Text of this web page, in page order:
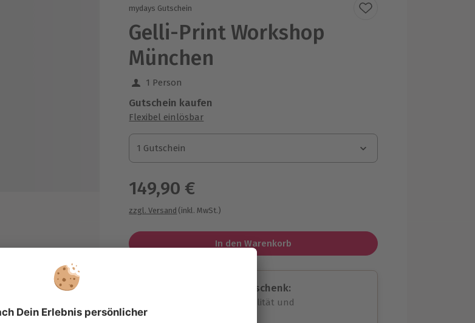
mydays Gutschein
Gelli-Print Workshop
München
1 Person
Gutschein kaufen
Flexibel einlösbar
1 Gutschein
1 Gutschein
1 Gutschein
149,90 €
zzgl. Versand (inkl. MwSt.)
In den Warenkorb
Immer das passende Geschenk:
Große Auswahl, volle Flexibilität und
maximale Sicherheit